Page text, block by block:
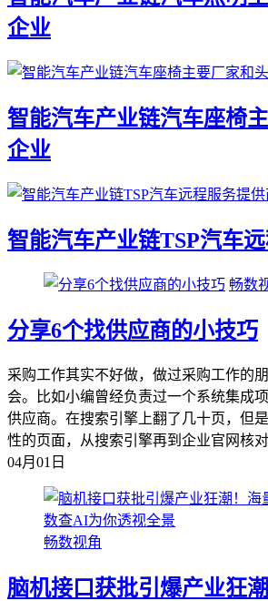
企业
智能汽车产业链汽车座椅
企业
智能汽车产业链TSP汽车
畅数
分享6个找供应商的小技巧
采购工作其实不好做，做过采购工作的
会。比如小编曾经负责过一个系统集成
供应商。在搜索引擎上翻了几十页，但
性的页面，从搜索引擎再到企业官网核
04月01日
畅数视角
脑机接口获批引爆产业狂